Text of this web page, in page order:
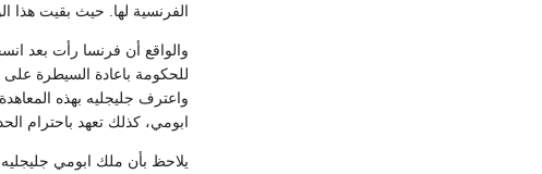
الفرنسية لها. حيث بقيت هذا
والواقع أن فرنسا رأت بعد
واعترف جليجليه بهذه
ابومي، كذلك تعهد باحترام
يلاحظ بأن ملك ابومي